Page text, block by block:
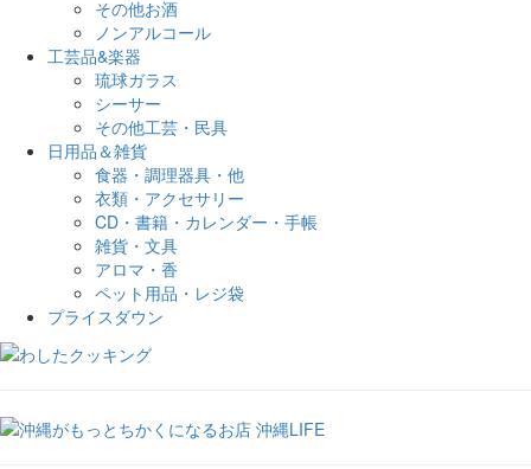
その他お酒
ノンアルコール
工芸品&楽器
琉球ガラス
シーサー
その他工芸・民具
日用品＆雑貨
食器・調理器具・他
衣類・アクセサリー
CD・書籍・カレンダー・手帳
雑貨・文具
アロマ・香
ペット用品・レジ袋
プライスダウン